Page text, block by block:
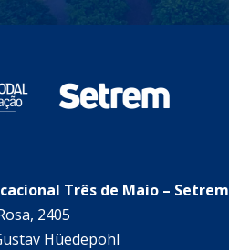
Três de Maio – Setrem
2405
Hüedepohl